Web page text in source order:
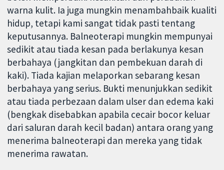
warna kulit. Ia juga mungkin menambahbaik kualiti
hidup, tetapi kami sangat tidak pasti tentang
keputusannya. Balneoterapi mungkin mempunyai
sedikit atau tiada kesan pada berlakunya kesan
berbahaya (jangkitan dan pembekuan darah di
kaki). Tiada kajian melaporkan sebarang kesan
berbahaya yang serius. Bukti menunjukkan sedikit
atau tiada perbezaan dalam ulser dan edema kaki
(bengkak disebabkan apabila cecair bocor keluar
dari saluran darah kecil badan) antara orang yang
menerima balneoterapi dan mereka yang tidak
menerima rawatan.